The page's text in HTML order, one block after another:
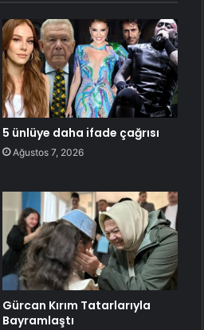
5 ünlüye daha ifade çağrısı
Ağustos 7, 2026
Gürcan Kırım Tatarlarıyla
Bayramlaştı